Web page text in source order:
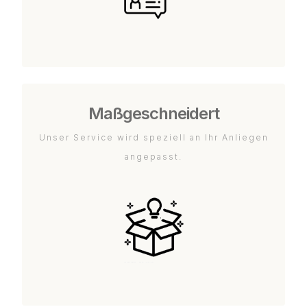
Maßgeschneidert
Unser Service wird speziell an Ihr Anliegen
angepasst.